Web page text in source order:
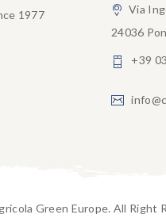
1977
Via
24036
+39
Green Europe. All Right